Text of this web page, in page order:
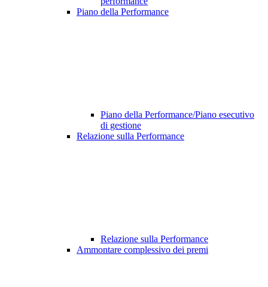
Piano della Performance
Piano della Performance/Piano esecutivo
di gestione
Relazione sulla Performance
Relazione sulla Performance
Ammontare complessivo dei premi